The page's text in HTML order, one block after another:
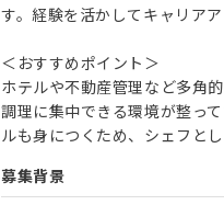
す。経験を活かしてキャリア
＜おすすめポイント＞
ホテルや不動産管理など多角
調理に集中できる環境が整っ
ルも身につくため、シェフと
募集背景